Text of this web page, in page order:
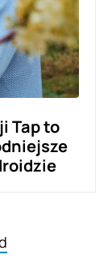
Tap to